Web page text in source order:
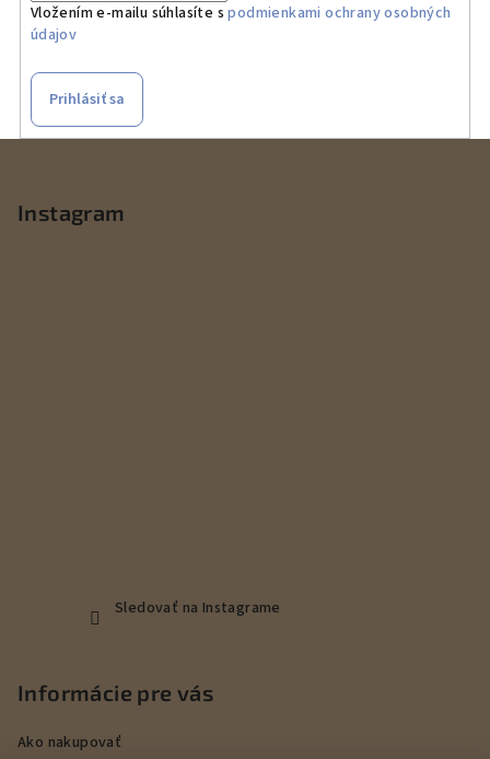
Vložením e-mailu súhlasíte spodmienkami ochrany osobných
údajov
Prihlásiť sa
Instagram
Sledovať na Instagrame
Informácie pre vás
Ako nakupovať